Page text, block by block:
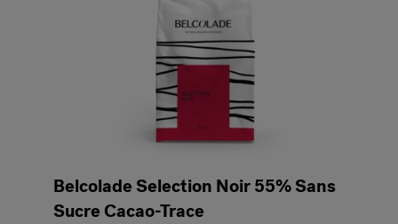
Belcolade Selection Noir 55% Sans
Sucre Cacao-Trace